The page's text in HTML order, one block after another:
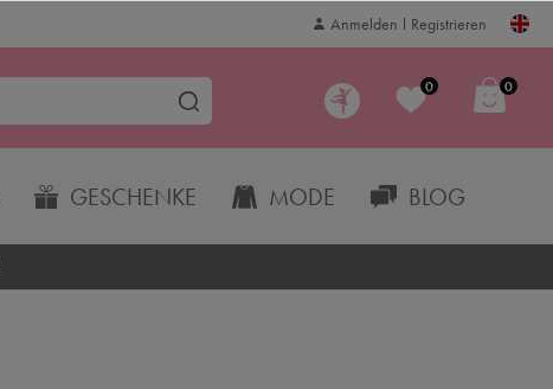
Anmelden Registrieren
0 0
GESCHENKE MODE BLOG